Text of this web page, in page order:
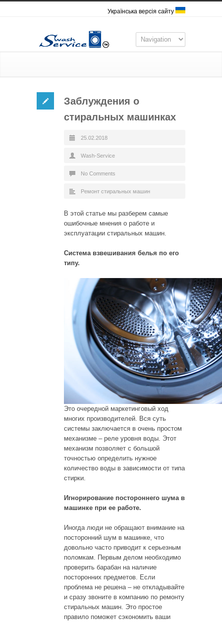
Українська версія сайту
Заблуждения о
стиральных машинках
25.02.2018
Wash-Service
No Comments
Ремонт стиральных машин
В этой статье мы разберем самые
ошибочные мнения о работе и
эксплуатации стиральных машин.
Система взвешивания белья по его
типу.
Это очередной маркетинговый ход
многих производителей. Вся суть
системы заключается в очень простом
механизме – реле уровня воды. Этот
механизм позволяет с большой
точностью определить нужное
количество воды в зависимости от типа
стирки.
Игнорирование постороннего шума в
машинке при ее работе.
Иногда люди не обращают внимание на
посторонний шум в машинке, что
довольно часто приводит к серьезным
поломкам. Первым делом необходимо
проверить барабан на наличие
посторонних предметов. Если
проблема не решена – не откладывайте
и сразу звоните в компанию по ремонту
стиральных машин. Это простое
правило поможет сэкономить ваши